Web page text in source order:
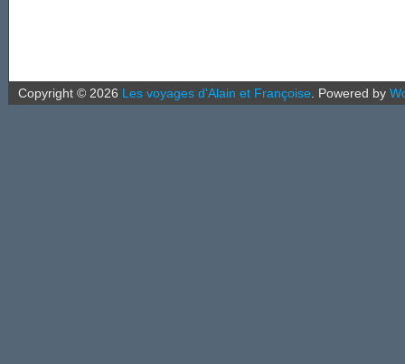
Copyright © 2026 Les voyages d'Alain et Françoise Powered by